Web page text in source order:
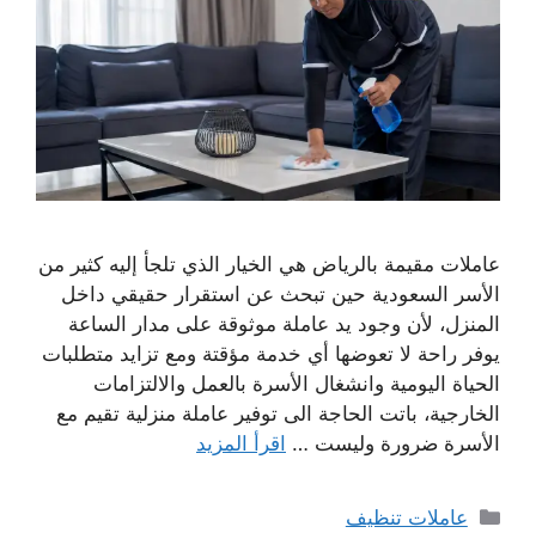
عاملات مقيمة بالرياض هي الخيار الذي تلجأ إليه كثير من
الأسر السعودية حين تبحث عن استقرار حقيقي داخل
المنزل، لأن وجود يد عاملة موثوقة على مدار الساعة
يوفر راحة لا تعوضها أي خدمة مؤقتة ومع تزايد متطلبات
الحياة اليومية وانشغال الأسرة بالعمل والالتزامات
الخارجية، باتت الحاجة الى توفير عاملة منزلية تقيم مع
الأسرة ضرورة وليست … اقرأ المزيد
التصنيفات
عاملات تنظيف